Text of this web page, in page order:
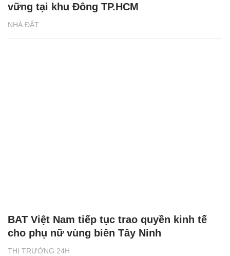
NHÀ ĐẤT
vững tại khu Đông TP.HCM
THỊ TRƯỜNG 24H
BAT Việt Nam tiếp tục trao quyền kinh tế
cho phụ nữ vùng biên Tây Ninh